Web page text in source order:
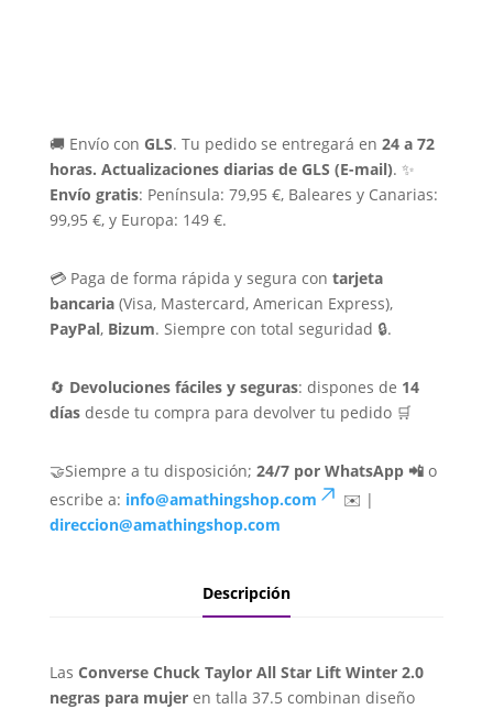
🚚 Envío con GLS. Tu pedido se entregará en 24 a 72
horas. Actualizaciones diarias de GLS (E-mail). ✨
Envío gratis: Península: 79,95 €, Baleares y Canarias:
99,95 €, y Europa: 149 €.
💳 Paga de forma rápida y segura con tarjeta
bancaria(Visa, Mastercard, American Express),
PayPal, Bizum. Siempre con total seguridad 🔒.
🔄 Devoluciones fáciles y seguras: dispones de 14
díasdesde tu compra para devolver tu pedido 🛒
🤝Siempre a tu disposición; 24/7 por WhatsApp 📲o
escribe a: info@amathingshop.com
✉️ |
direccion@amathingshop.com
Descripción
Las Converse Chuck Taylor All Star Lift Winter 2.0
negras para mujeren talla 37.5 combinan diseño